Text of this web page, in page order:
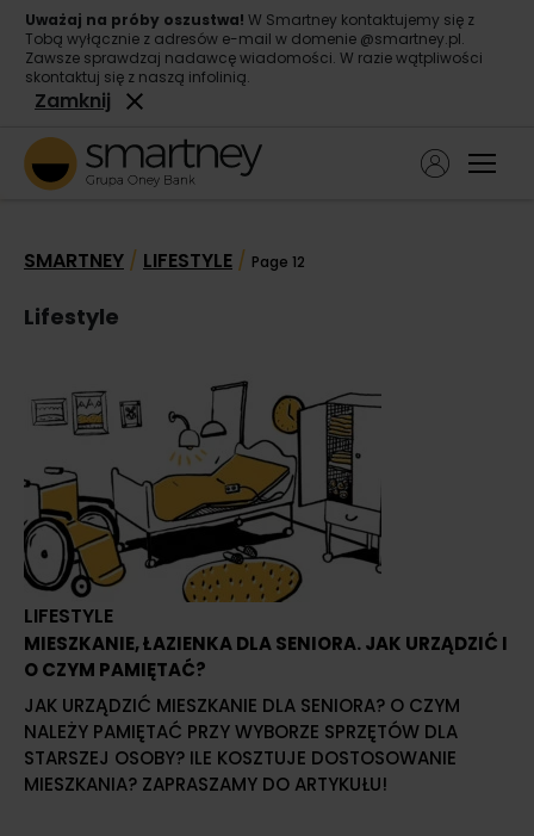
Uważaj na próby oszustwa! W Smartney kontaktujemy się z
Tobą wyłącznie z adresów e-mail w domenie @smartney.pl.
Zawsze sprawdzaj nadawcę wiadomości. W razie wątpliwości
skontaktuj się z naszą infolinią.
Zamknij
Pożyczka konsolidacyjna
SMARTNEY / LIFESTYLE / Page 12
Lifestyle
LIFESTYLE
MIESZKANIE, ŁAZIENKA DLA SENIORA. JAK URZĄDZIĆ I
O CZYM PAMIĘTAĆ?
JAK URZĄDZIĆ MIESZKANIE DLA SENIORA? O CZYM
NALEŻY PAMIĘTAĆ PRZY WYBORZE SPRZĘTÓW DLA
STARSZEJ OSOBY? ILE KOSZTUJE DOSTOSOWANIE
MIESZKANIA? ZAPRASZAMY DO ARTYKUŁU!